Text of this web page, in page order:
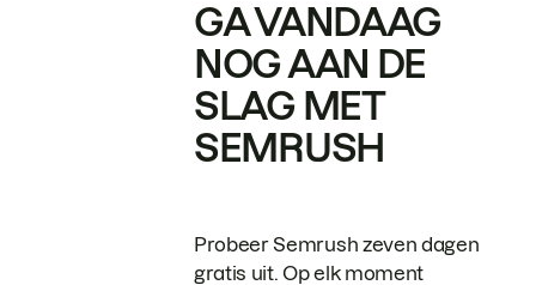
GA VANDAAG
NOG AAN DE
SLAG MET
SEMRUSH
Probeer Semrush zeven dagen
gratis uit. Op elk moment